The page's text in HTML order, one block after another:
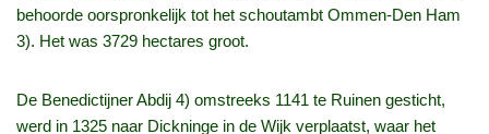
behoorde oorspronkelijk tot het schoutambt Ommen-Den Ham
3). Het was 3729 hectares groot.
De Benedictijner Abdij 4) omstreeks 1141 te Ruinen gesticht,
werd in 1325 naar Dickninge in de Wijk verplaatst, waar het